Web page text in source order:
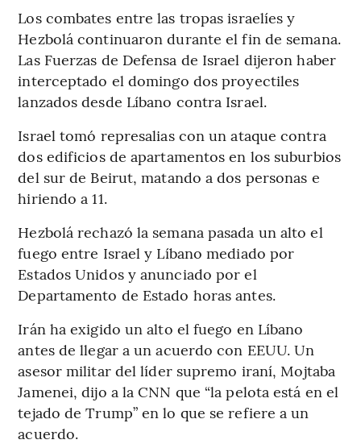
Los combates entre las tropas israelíes y
Hezbolá continuaron durante el fin de semana.
Las Fuerzas de Defensa de Israel dijeron haber
interceptado el domingo dos proyectiles
lanzados desde Líbano contra Israel.
Israel tomó represalias con un ataque contra
dos edificios de apartamentos en los suburbios
del sur de Beirut, matando a dos personas e
hiriendo a 11.
Hezbolá rechazó la semana pasada un alto el
fuego entre Israel y Líbano mediado por
Estados Unidos y anunciado por el
Departamento de Estado horas antes.
Irán ha exigido un alto el fuego en Líbano
antes de llegar a un acuerdo con EEUU. Un
asesor militar del líder supremo iraní, Mojtaba
Jamenei, dijo a la CNN que “la pelota está en el
tejado de Trump” en lo que se refiere a un
acuerdo.